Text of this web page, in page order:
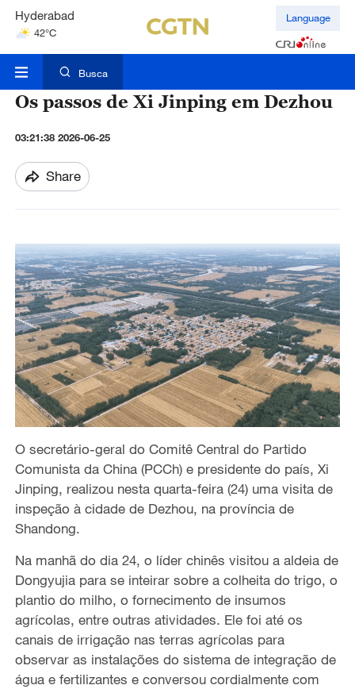
Hyderabad
42°C
Mumbai
Language
Busca
Os passos de Xi Jinping em Dezhou
03:21:38 2026-06-25
Share
O secretário-geral do Comitê Central do Partido
Comunista da China (PCCh) e presidente do país, Xi
Jinping, realizou nesta quarta-feira (24) uma visita de
inspeção à cidade de Dezhou, na província de
Shandong.
Na manhã do dia 24, o líder chinês visitou a aldeia de
Dongyujia para se inteirar sobre a colheita do trigo, o
plantio do milho, o fornecimento de insumos
agrícolas, entre outras atividades. Ele foi até os
canais de irrigação nas terras agrícolas para
observar as instalações do sistema de integração de
água e fertilizantes e conversou cordialmente com